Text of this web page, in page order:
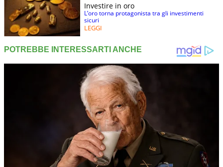
Investire in oro
L’oro torna protagonista tra gli investimenti
sicuri
LEGGI